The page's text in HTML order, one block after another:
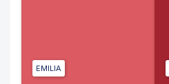
EMILIA